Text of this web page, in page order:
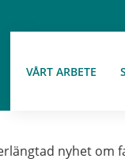
VÅRT ARBETE
nyhet om